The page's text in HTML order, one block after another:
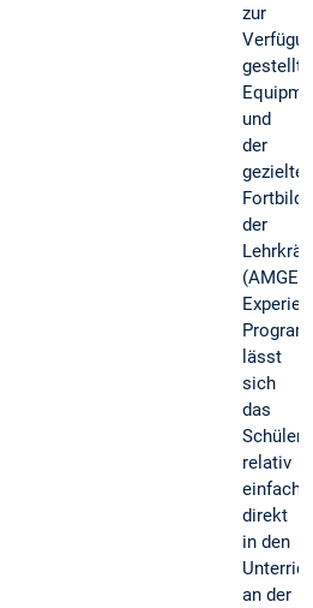
zur
und
der
gezielten
der
(AMGEN
lässt
sich
das
relativ
einfach
direkt
in den
an der